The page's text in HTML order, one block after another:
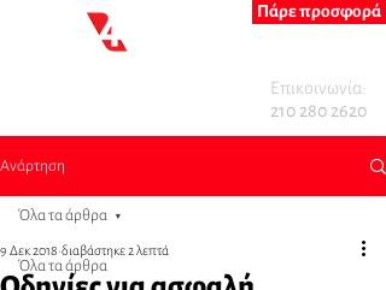
Πάρε προσφορά
Επικοινωνία:
210 280 2620
Ανάρτηση
Όλα τα άρθρα
Όλα τα άρθρα
9 Δεκ 2018 διαβάστηκε 2 λεπτά